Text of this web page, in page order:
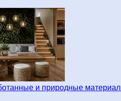
и природные